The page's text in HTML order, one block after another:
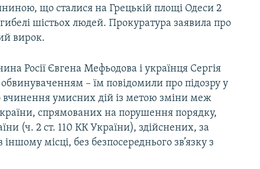
що сталися на Грецькій площі Одеси 2
шістьох людей. Прокуратура заявила про
вирок.
Росії Євгена Мефьодова і українця Сергія
– їм повідомили про підозру у
вчинення умисних дій із метою зміни меж
спрямованих на порушення порядку,
(ч. 2 ст. 110 КК України), здійснених, за
місці, без безпосереднього зв’язку з